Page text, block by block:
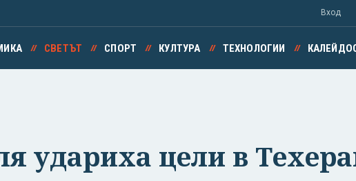
Вход
СВЕТЪТ СПОРТ КУЛТУРА ТЕХНОЛОГИИ
удариха цели в